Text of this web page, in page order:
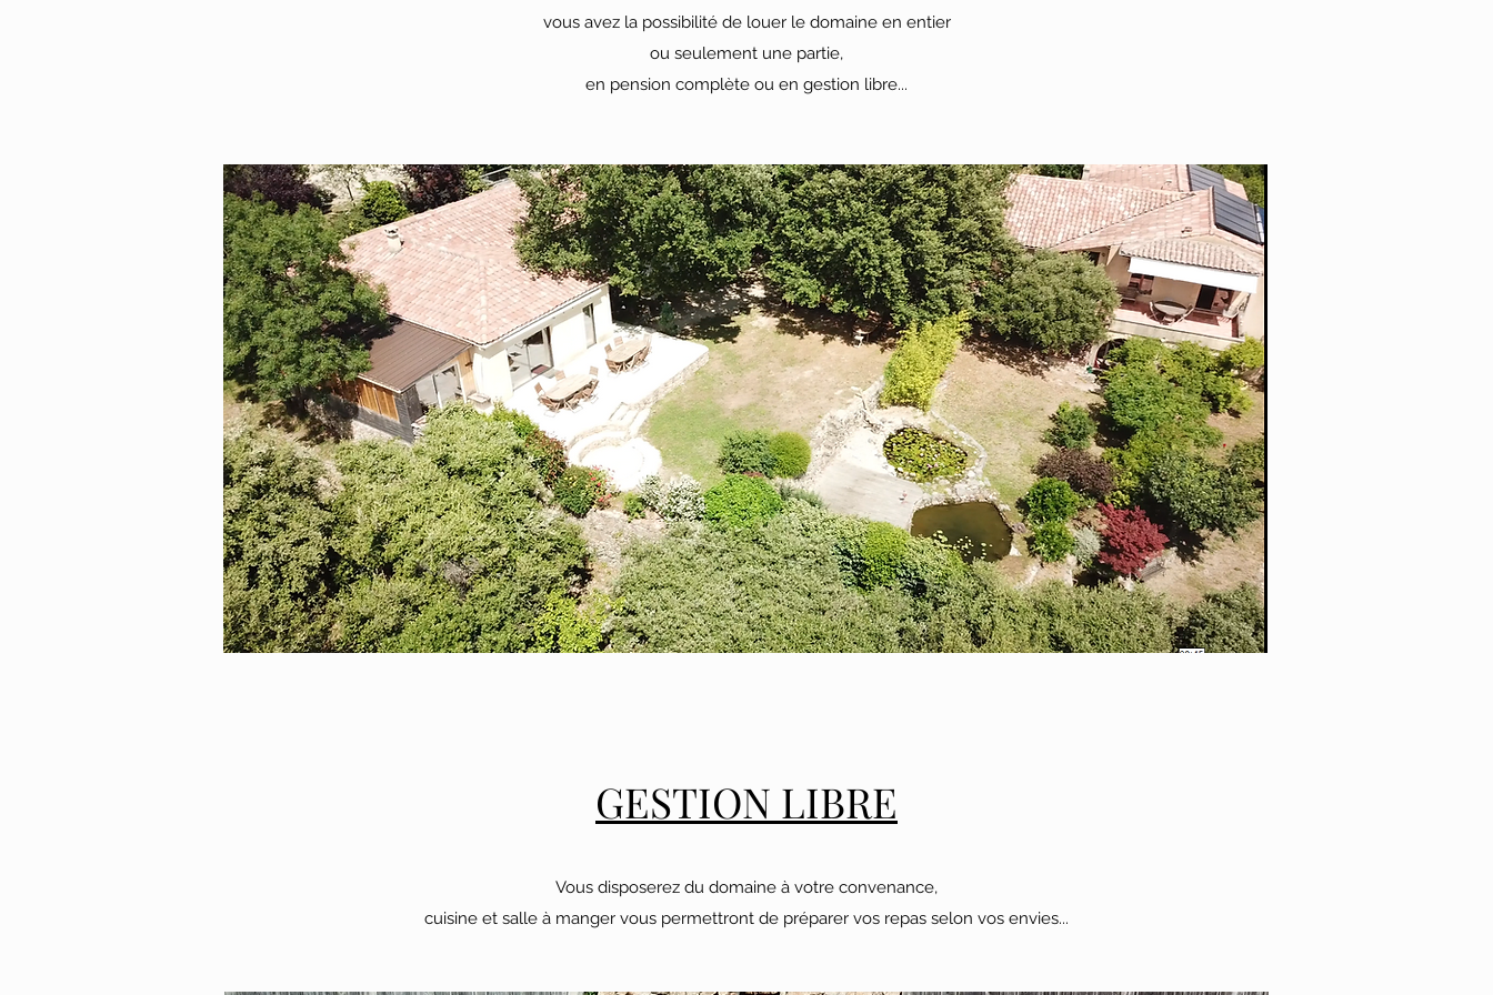
vous avez la possibilité de louer le domaine en entier
ou seulement une partie,
en pension complète ou en gestion libre...
GESTION LIBRE
Vous disposerez du domaine à votre convenance,
cuisine et salle à manger vous permettront de préparer vos repas selon vos envies...